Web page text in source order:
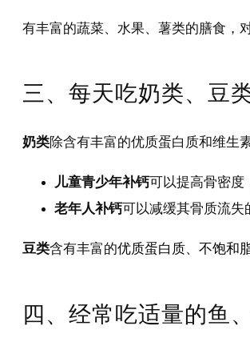
有丰富的蔬菜、水果、薯类的膳食，
三、每天吃奶类、豆
奶类除含有丰富的优质蛋白质和维生
儿童青少年补钙可以提高骨密度
老年人补钙可以减缓其骨质流失
豆类含有丰富的优质蛋白质、不饱和
四、经常吃适量的鱼